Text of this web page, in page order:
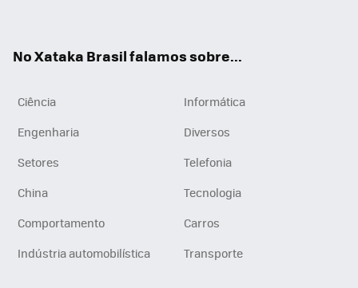
No Xataka Brasil falamos sobre...
Ciência
Informática
Engenharia
Diversos
Setores
Telefonia
China
Tecnologia
Comportamento
Carros
Indústria automobilística
Transporte